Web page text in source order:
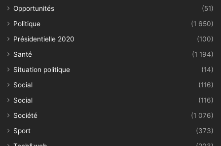
Opportunités
(51)
Politique
(1 650)
Présidentielle 2020
(100)
Santé
(1 194)
Situation politique
(14)
Social
(116)
Social
(116)
Société
(1 076)
Sport
(373)